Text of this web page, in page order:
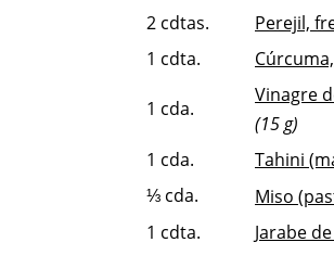
2 cdtas. Perejil,
1 cdta.
1 cda.
Vinagre
(15 g)
1 cda. Tahini
⅓ cda. Miso
1 cdta. Jarabe